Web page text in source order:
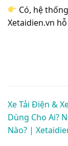
Có, hệ
Xetaidien.vn
Xe Tải Điện &
Dùng Cho Ai?
Nào? |